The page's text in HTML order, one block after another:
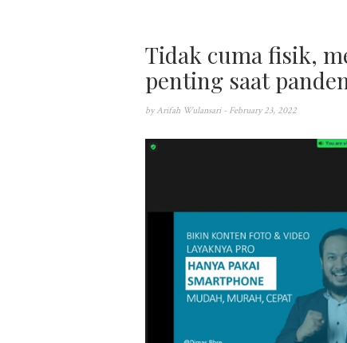
Tidak cuma fisik,
penting saat
by Arifah Wulansari - February 23, 2022